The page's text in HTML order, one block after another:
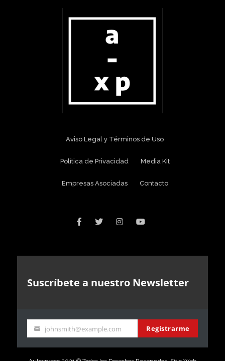
Aviso Legal y Términos de Uso
Política de Privacidad Media Kit
Empresas Asociadas Contacto
Suscríbete a nuestro Newsletter
Your
email
johnsmith@example.com Registrarme